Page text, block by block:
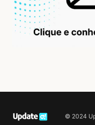
© 2024